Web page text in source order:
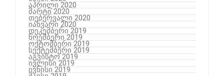
აპრილი 2020
მარტი 2020
თებერვალი 2020
იანვარი 2020
დეკემბერი 2019
ნოემბერი 2019
ოქტომბერი 2019
სექტემბერი 2019
აგვისტო 2019
ივლისი 2019
ივნისი 2019